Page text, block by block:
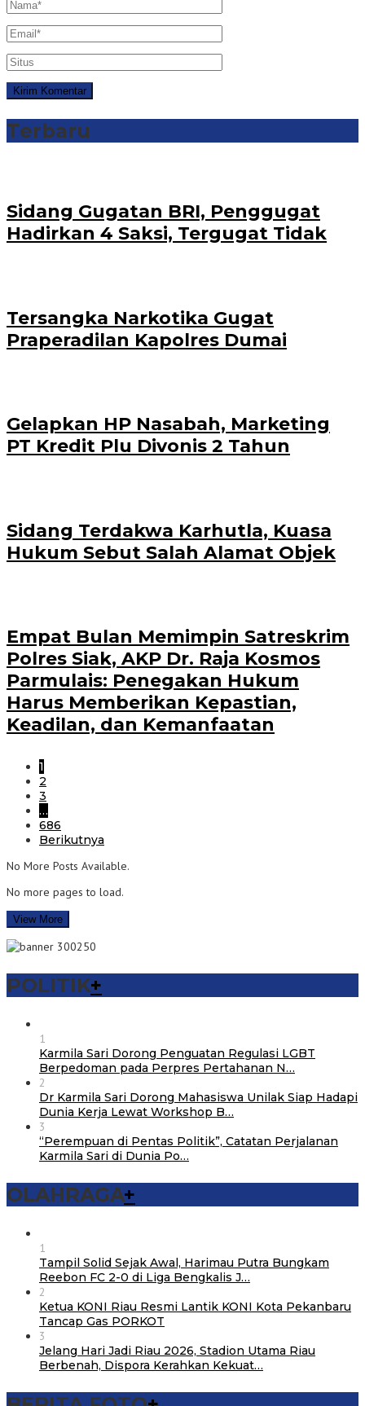
Terbaru
Sidang Gugatan BRI, Penggugat
Hadirkan 4 Saksi, Tergugat Tidak
Tersangka Narkotika Gugat
Praperadilan Kapolres Dumai
Gelapkan HP Nasabah, Marketing
PT Kredit Plu Divonis 2 Tahun
Sidang Terdakwa Karhutla, Kuasa
Hukum Sebut Salah Alamat Objek
Empat Bulan Memimpin Satreskrim
Polres Siak, AKP Dr. Raja Kosmos
Parmulais: Penegakan Hukum
Harus Memberikan Kepastian,
Keadilan, dan Kemanfaatan
1
2
3
…
686
Berikutnya
No More Posts Available.
No more pages to load.
View More
POLITIK+
1
Karmila Sari Dorong Penguatan Regulasi LGBT
Berpedoman pada Perpres Pertahanan N…
2
Dr Karmila Sari Dorong Mahasiswa Unilak Siap Hadapi
Dunia Kerja Lewat Workshop B…
3
“Perempuan di Pentas Politik”, Catatan Perjalanan
Karmila Sari di Dunia Po…
OLAHRAGA+
1
Tampil Solid Sejak Awal, Harimau Putra Bungkam
Reebon FC 2-0 di Liga Bengkalis J…
2
Ketua KONI Riau Resmi Lantik KONI Kota Pekanbaru
Tancap Gas PORKOT
3
Jelang Hari Jadi Riau 2026, Stadion Utama Riau
Berbenah, Dispora Kerahkan Kekuat…